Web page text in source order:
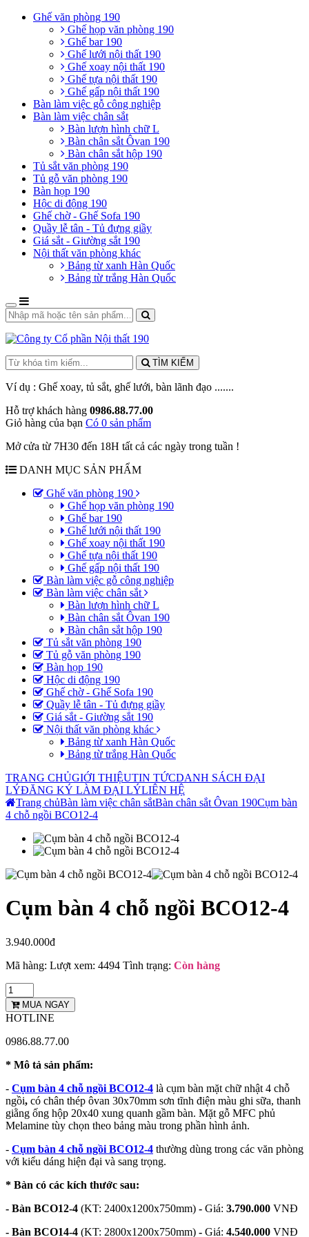
Ghế văn phòng 190
Ghế họp văn phòng 190
Ghế bar 190
Ghế lưới nội thất 190
Ghế xoay nội thất 190
Ghế tựa nội thất 190
Ghế gấp nội thất 190
Bàn làm việc gỗ công nghiệp
Bàn làm việc chân sắt
Bàn lượn hình chữ L
Bàn chân sắt Ôvan 190
Bàn chân sắt hộp 190
Tủ sắt văn phòng 190
Tủ gỗ văn phòng 190
Bàn họp 190
Hộc di động 190
Ghế chờ - Ghế Sofa 190
Quầy lễ tân - Tủ đựng giầy
Giá sắt - Giường sắt 190
Nội thất văn phòng khác
Bảng từ xanh Hàn Quốc
Bảng từ trắng Hàn Quốc
TÌM KIẾM
Ví dụ : Ghế xoay, tủ sắt, ghế lưới, bàn lãnh đạo .......
Hỗ trợ khách hàng 0986.88.77.00
Giỏ hàng của bạn Có 0 sản phẩm
Mở cửa từ 7H30 đến 18H tất cả các ngày trong tuần !
DANH MỤC SẢN PHẨM
Ghế văn phòng 190
Ghế họp văn phòng 190
Ghế bar 190
Ghế lưới nội thất 190
Ghế xoay nội thất 190
Ghế tựa nội thất 190
Ghế gấp nội thất 190
Bàn làm việc gỗ công nghiệp
Bàn làm việc chân sắt
Bàn lượn hình chữ L
Bàn chân sắt Ôvan 190
Bàn chân sắt hộp 190
Tủ sắt văn phòng 190
Tủ gỗ văn phòng 190
Bàn họp 190
Hộc di động 190
Ghế chờ - Ghế Sofa 190
Quầy lễ tân - Tủ đựng giầy
Giá sắt - Giường sắt 190
Nội thất văn phòng khác
Bảng từ xanh Hàn Quốc
Bảng từ trắng Hàn Quốc
TRANG CHỦGIỚI THIỆUTIN TỨCDANH SÁCH ĐẠI
LÝĐĂNG KÝ LÀM ĐẠI LÝLIÊN HỆ
Trang chủBàn làm việc chân sắtBàn chân sắt Ôvan 190Cụm bàn
4 chỗ ngồi BCO12-4
Cụm bàn 4 chỗ ngồi BCO12-4
3.940.000đ
Mã hàng: Lượt xem: 4494 Tình trạng: Còn hàng
MUA NGAY
HOTLINE
0986.88.77.00
* Mô tả sản phẩm:
- Cụm bàn 4 chỗ ngồi BCO12-4 là cụm bàn mặt chữ nhật 4 chỗ
ngồi, có chân thép ôvan 30x70mm sơn tĩnh điện màu ghi sữa, thanh
giằng ống hộp 20x40 xung quanh gầm bàn. Mặt gỗ MFC phủ
Melamine tùy chọn theo bảng màu trong phần hình ảnh.
- Cụm bàn 4 chỗ ngồi BCO12-4 thường dùng trong các văn phòng
với kiểu dáng hiện đại và sang trọng.
* Bàn có các kích thước sau:
- Bàn BCO12-4 (KT: 2400x1200x750mm) - Giá: 3.790.000 VNĐ
- Bàn BCO14-4 (KT: 2800x1200x750mm) - Giá: 4.540.000 VNĐ